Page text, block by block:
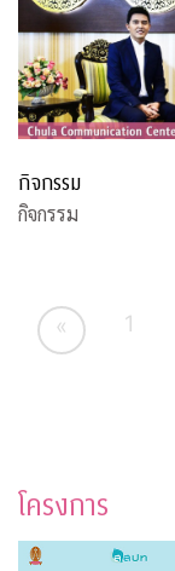
กิจกรรม
กิจกรรม
« 1
โครงการ